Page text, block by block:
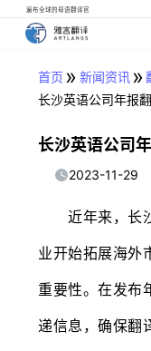
遍布全球的母语翻译官
首页 » 新闻资讯»
长沙英语公司年报
长沙英语公司
2023-11-29
近年来，长沙
业开始拓展海外
重要性。在发布
递信息，确保翻